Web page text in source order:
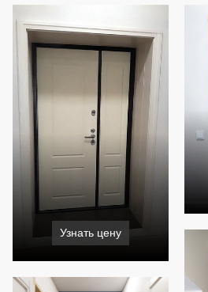
Узнать цену